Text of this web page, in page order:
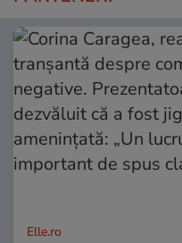
Elle.ro